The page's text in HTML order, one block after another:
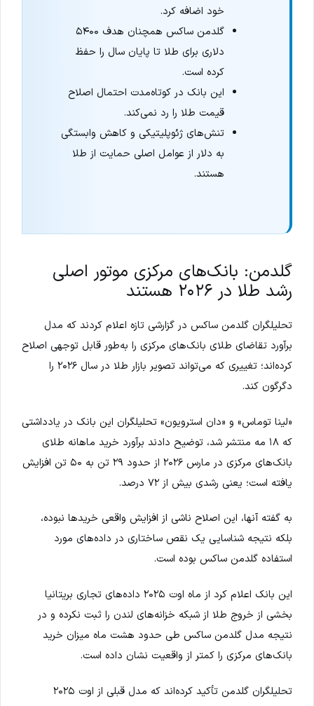
خود اضافه کرد.
گلدمن ساکس همچنان هدف ۵۴۰۰
دلاری برای طلا تا پایان سال را حفظ
کرده است.
این بانک در کوتاه‌مدت احتمال اصلاح
قیمت طلا را رد نمی‌کند.
تنش‌های ژئوپلیتیکی و کاهش وابستگی
به دلار از عوامل اصلی حمایت از طلا
هستند.
گلدمن: بانک‌های مرکزی موتور اصلی
رشد طلا در ۲۰۲۶ هستند
تحلیلگران گلدمن ساکس در گزارشی تازه اعلام کردند که مدل
برآورد تقاضای طلای بانک‌های مرکزی را به‌طور قابل توجهی اصلاح
کرده‌اند؛ تغییری که می‌تواند تصویر بازار طلا در سال ۲۰۲۶ را
دگرگون کند.
«لینا توماس» و «دان استرویون» تحلیلگران این بانک در یادداشتی
که ۱۸ مه منتشر شد، توضیح دادند برآورد خرید ماهانه طلای
بانک‌های مرکزی در مارس ۲۰۲۶ از حدود ۲۹ تن به ۵۰ تن افزایش
یافته است؛ یعنی رشدی بیش از ۷۲ درصد.
به گفته آنها، این اصلاح ناشی از افزایش واقعی خریدها نبوده،
بلکه نتیجه شناسایی یک نقص ساختاری در داده‌های مورد
استفاده گلدمن ساکس بوده است.
این بانک اعلام کرد از ماه اوت ۲۰۲۵ داده‌های تجاری بریتانیا
بخشی از خروج طلا از شبکه خزانه‌های لندن را ثبت نکرده و در
نتیجه مدل گلدمن ساکس طی حدود هشت ماه میزان خرید
بانک‌های مرکزی را کمتر از واقعیت نشان داده است.
تحلیلگران گلدمن تأکید کرده‌اند که مدل قبلی از اوت ۲۰۲۵